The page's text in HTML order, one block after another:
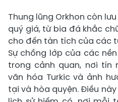
Thung lũng Orkhon còn
quý giá, từ bia đá khắc
cho đến tàn tích của các
Sự chồng lớp của các
trong cảnh quan, nơi tín
văn hóa Turkic và ảnh
tại và hòa quyện. Điều